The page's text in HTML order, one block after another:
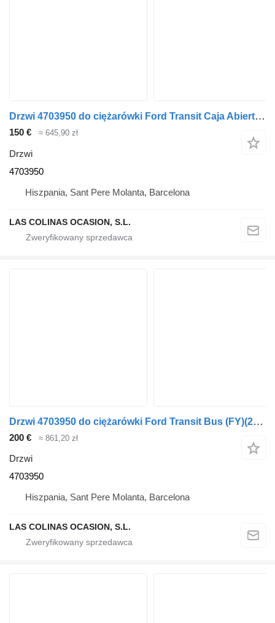
Drzwi 4703950 do ciężarówki Ford Transit Caja Abierta (TT9)(2006->)
150 € ≈ 645,90 zł
Drzwi
4703950
Hiszpania, Sant Pere Molanta, Barcelona
LAS COLINAS OCASION, S.L.
Drzwi 4703950 do ciężarówki Ford Transit Bus (FY)(2000->)
200 € ≈ 861,20 zł
Drzwi
4703950
Hiszpania, Sant Pere Molanta, Barcelona
LAS COLINAS OCASION, S.L.